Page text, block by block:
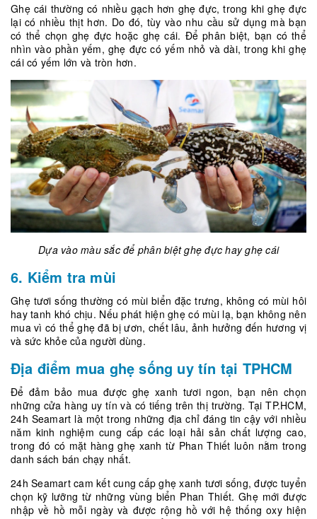
Ghẹ cái thường có nhiều gạch hơn ghẹ đực, trong khi ghẹ đực
lại có nhiều thịt hơn. Do đó, tùy vào nhu cầu sử dụng mà bạn
có thể chọn ghẹ đực hoặc ghẹ cái. Để phân biệt, bạn có thể
nhìn vào phần yếm, ghẹ đực có yếm nhỏ và dài, trong khi ghẹ
cái có yếm lớn và tròn hơn.
Dựa vào màu sắc để phân biệt ghẹ đực hay ghẹ cái
6. Kiểm tra mùi
Ghẹ tươi sống thường có mùi biển đặc trưng, không có mùi hôi
hay tanh khó chịu. Nếu phát hiện ghẹ có mùi lạ, bạn không nên
mua vì có thể ghẹ đã bị ươn, chết lâu, ảnh hưởng đến hương vị
và sức khỏe của người dùng.
Địa điểm mua ghẹ sống uy tín tại TPHCM
Để đảm bảo mua được ghẹ xanh tươi ngon, bạn nên chọn
những cửa hàng uy tín và có tiếng trên thị trường. Tại TP.HCM,
24h Seamart là một trong những địa chỉ đáng tin cậy với nhiều
năm kinh nghiệm cung cấp các loại hải sản chất lượng cao,
trong đó có mặt hàng ghẹ xanh từ Phan Thiết luôn nằm trong
danh sách bán chạy nhất.
24h Seamart cam kết cung cấp ghẹ xanh tươi sống, được tuyển
chọn kỹ lưỡng từ những vùng biển Phan Thiết. Ghẹ mới được
nhập về hồ mỗi ngày và được rộng hồ với hệ thống oxy hiện